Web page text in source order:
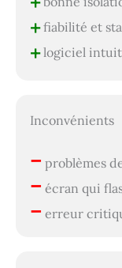
+fiabilité et
+logiciel
Inconvénients
– problèmes
– écran qui
– erreur